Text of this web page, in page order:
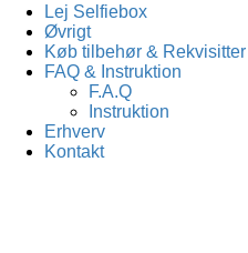
Lej Selfiebox
Øvrigt
Køb tilbehør & Rekvisitter
FAQ & Instruktion
F.A.Q
Instruktion
Erhverv
Kontakt